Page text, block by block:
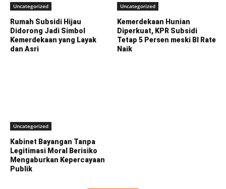
Uncategorized
Rumah Subsidi Hijau
Didorong Jadi Simbol
Kemerdekaan yang Layak
dan Asri
Uncategorized
Kemerdekaan Hunian
Diperkuat, KPR Subsidi
Tetap 5 Persen meski BI Rate
Naik
Uncategorized
Kabinet Bayangan Tanpa
Legitimasi Moral Berisiko
Mengaburkan Kepercayaan
Publik